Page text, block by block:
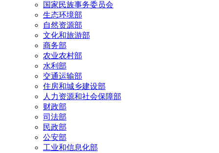
国家民族事务委员会
生态环境部
自然资源部
文化和旅游部
商务部
农业农村部
水利部
交通运输部
住房和城乡建设部
人力资源和社会保障部
财政部
司法部
民政部
公安部
工业和信息化部